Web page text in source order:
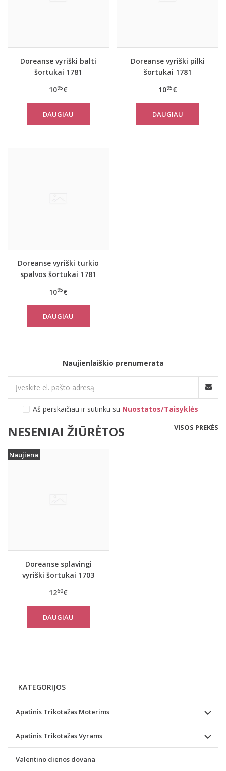
Doreanse vyriški balti
šortukai 1781
1095€
DAUGIAU
Doreanse vyriški pilki
šortukai 1781
1095€
DAUGIAU
Doreanse vyriški turkio
spalvos šortukai 1781
1095€
DAUGIAU
Naujienlaiškio prenumerata
Aš perskaičiau ir sutinku su Nuostatos/Taisyklės
NESENIAI ŽIŪRĖTOS VISOS PREKĖS
Naujiena
Doreanse splavingi
vyriški šortukai 1703
1260€
DAUGIAU
KATEGORIJOS
Apatinis Trikotažas Moterims
Apatinis Trikotažas Vyrams
Valentino dienos dovana